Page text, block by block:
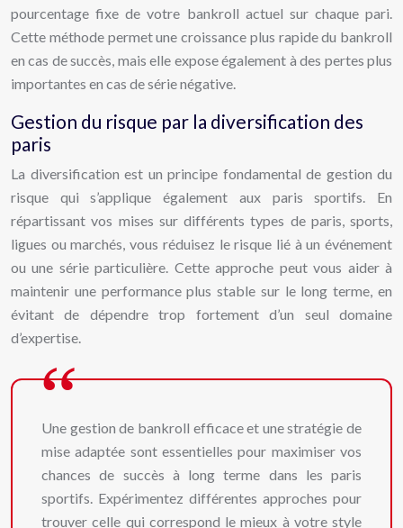
pourcentage fixe de votre bankroll actuel sur chaque pari.
Cette méthode permet une croissance plus rapide du bankroll
en cas de succès, mais elle expose également à des pertes plus
importantes en cas de série négative.
Gestion du risque par la diversification des
paris
La diversification est un principe fondamental de gestion du
risque qui s’applique également aux paris sportifs. En
répartissant vos mises sur différents types de paris, sports,
ligues ou marchés, vous réduisez le risque lié à un événement
ou une série particulière. Cette approche peut vous aider à
maintenir une performance plus stable sur le long terme, en
évitant de dépendre trop fortement d’un seul domaine
d’expertise.
Une gestion de bankroll efficace et une stratégie de
mise adaptée sont essentielles pour maximiser vos
chances de succès à long terme dans les paris
sportifs. Expérimentez différentes approches pour
trouver celle qui correspond le mieux à votre style